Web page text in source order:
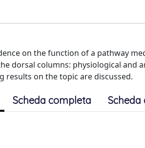
on the function of a pathway
dorsal columns: physiological and
results on the topic are discussed.
Scheda completa Scheda